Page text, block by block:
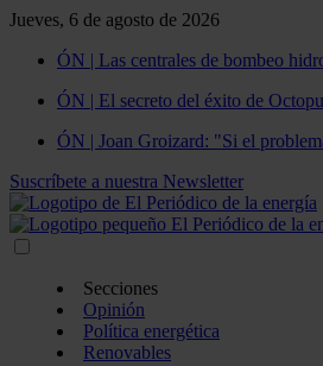
Jueves, 6 de agosto de 2026
ÓN | Las centrales de bombeo
ÓN | El secreto del éxito de
ÓN | Joan Groizard: "Si el
Suscríbete a nuestra Newsletter
Secciones
Opinión
Política energética
Renovables